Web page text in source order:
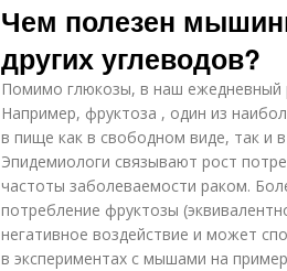
Чем полезен
других углеводов?
Помимо глюкозы, в наш ежедневный
Например, фруктоза , один из
в пище как в свободном виде, так и
Эпидемиологи связывают рост
частоты заболеваемости раком.
потребление фруктозы
негативное воздействие и может
в экспериментах с мышами на